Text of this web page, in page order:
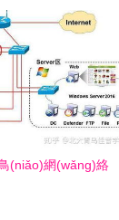
續(xù)發(fā)力
(niǎo)網(wǎng)絡